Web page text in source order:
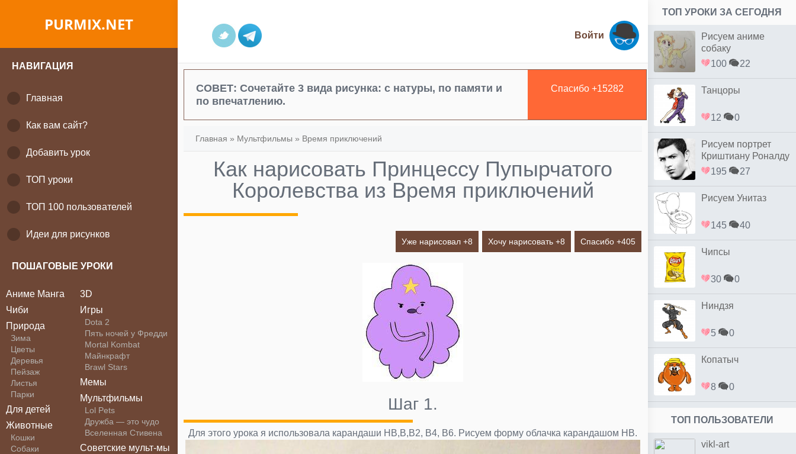
PURMIX.NET
НАВИГАЦИЯ
Главная
Как вам сайт?
Добавить урок
ТОП уроки
ТОП 100 пользователей
Идеи для рисунков
ПОШАГОВЫЕ УРОКИ
Аниме Манга
Чиби
Природа
Зима
Цветы
Деревья
Пейзаж
Листья
Парки
Для детей
Животные
Кошки
Собаки
3D
Игры
Dota 2
Пять ночей у Фредди
Mortal Kombat
Майнкрафт
Brawl Stars
Мемы
Мультфильмы
Lol Pets
Дружба — это чудо
Вселенная Стивена
Советские мульт-мы
Войти
СОВЕТ: Сочетайте 3 вида рисунка: с натуры, по памяти и
по впечатлению.
Спасибо +15282
Главная » Мультфильмы » Время приключений
Как нарисовать Принцессу Пупырчатого
Королевства из Время приключений
Уже нарисовал +8 Хочу нарисовать +8 Спасибо +405
Шаг 1.
Для этого урока я использовала карандаши НВ,В,В2, В4, В6. Рисуем форму облачка карандашом НВ.
ТОП УРОКИ ЗА СЕГОДНЯ
Рисуем аниме
собаку
100
22
Танцоры
12 0
Рисуем портрет
Криштиану Роналду
простым
195 27
Рисуем Унитаз
145 40
Чипсы
30 0
Ниндзя
5 0
Копатыч
8 0
ТОП ПОЛЬЗОВАТЕЛИ
vikl-art